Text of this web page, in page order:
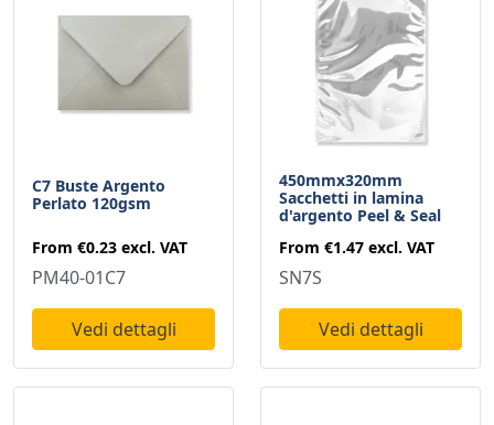
C7 Buste Argento
Perlato 120gsm
From €0.23 excl. VAT
PM40-01C7
Vedi dettagli
450mmx320mm
Sacchetti in lamina
d'argento Peel & Seal
From €1.47 excl. VAT
SN7S
Vedi dettagli